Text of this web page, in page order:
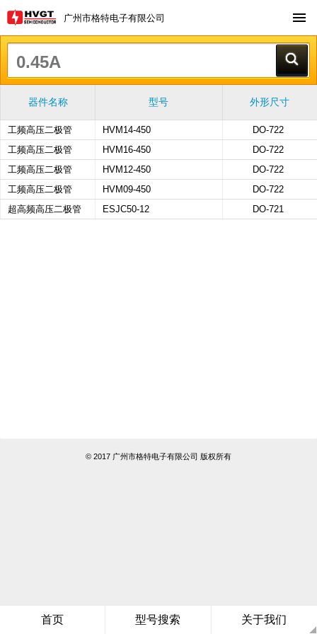
广州市格特电子有限公司
首页 型号搜索 关于我们
器件名称 型号 外形尺寸
工频高压二极管 HVM14-450
DO-722
工频高压二极管
HVM16-450
DO-722
工频高压二极管
HVM12-450
DO-722
工频高压二极管
HVM09-450
DO-722
超高频高压二极管
ESJC50-12 DO-721
© 2017 广州市格特电子有限公司 版权所有